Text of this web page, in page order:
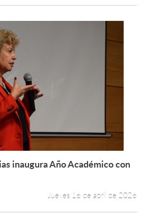
Leer más +
inaugura Año Académico con
Jueves 16 de abril de 2026